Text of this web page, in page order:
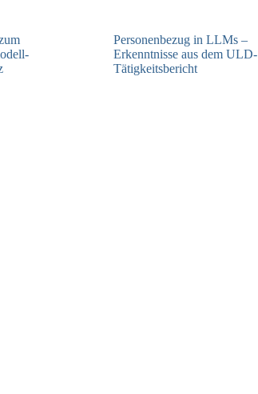
Personenbezug in LLMs –
Erkenntnisse aus dem ULD-
Tätigkeitsbericht